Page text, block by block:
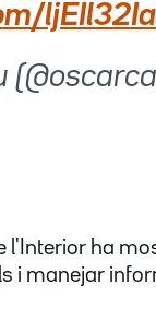
l'Interior ha
i manejar